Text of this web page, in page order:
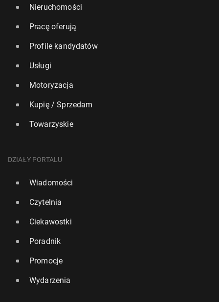
Nieruchomości
Pracę oferują
Profile kandydatów
Usługi
Motoryzacja
Kupię / Sprzedam
Towarzyskie
DZIAŁY PORTALU
Wiadomości
Czytelnia
Ciekawostki
Poradnik
Promocje
Wydarzenia